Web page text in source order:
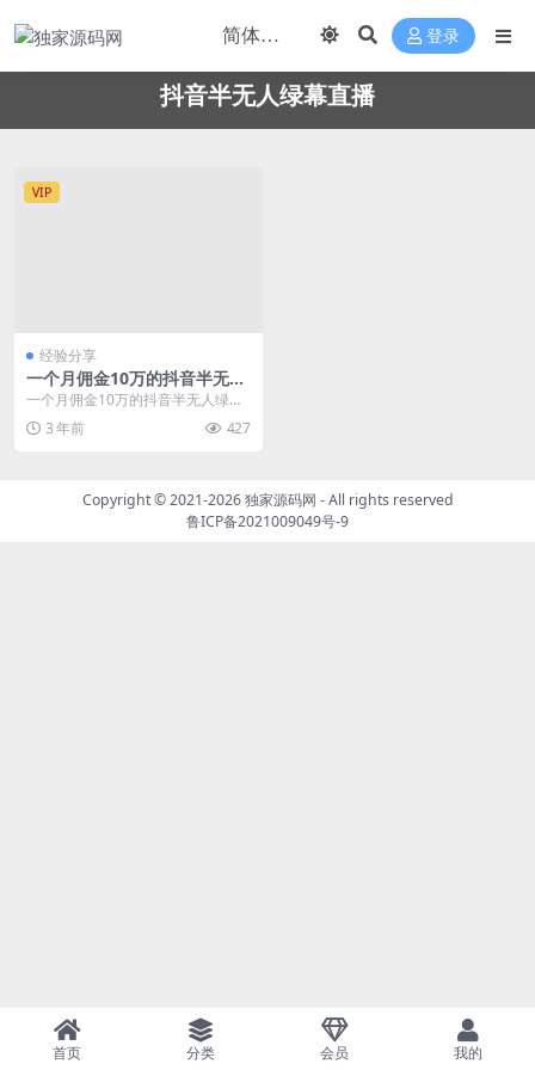
登录
抖音半无人绿幕直播
VIP
经验分享
一个月佣金10万的抖音半无人
绿幕直播全套玩法（送视频素
一个月佣金10万的抖音半无人绿幕
直播全套玩法 提供几十种商品视频
素材，话术 一共...
3 年前 427
Copyright © 2021-2026独家源码网 - All rights reserved
鲁ICP备2021009049号-9
首页 分类 会员 我的